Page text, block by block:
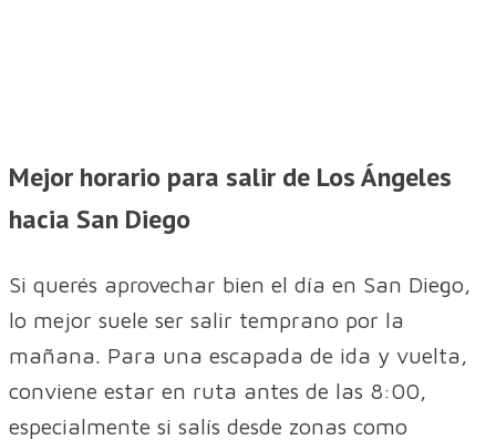
Mejor horario para salir de Los Ángeles
hacia San Diego
Si querés aprovechar bien el día en San Diego,
lo mejor suele ser salir temprano por la
mañana. Para una escapada de ida y vuelta,
conviene estar en ruta antes de las 8:00,
especialmente si salís desde zonas como